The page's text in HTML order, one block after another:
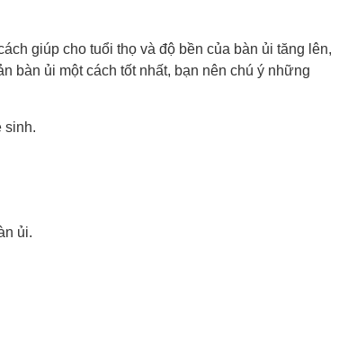
giúp cho tuổi thọ và độ bền của bàn ủi tăng lên,
bàn ủi một cách tốt nhất, bạn nên chú ý những
sinh.
ủi.